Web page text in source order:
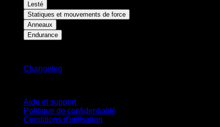
Lesté
Statiques et mouvements de force
Anneaux
Endurance
Changelog
Aide et support
Politique de confidentialité
Conditions d'utilisation